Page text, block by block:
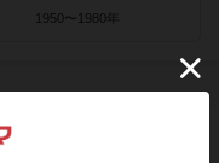
1950〜1980年